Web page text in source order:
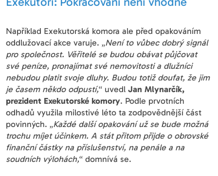
Například Exekutorská komora ale před opakováním
oddlužovací akce varuje. „Není to vůbec dobrý signál
pro společnost. Věřitelé se budou obávat půjčovat
své peníze, pronajímat své nemovitosti a dlužníci
nebudou platit svoje dluhy. Budou totiž doufat, že jim
je časem někdo odpustí,“ uvedl Jan Mlynarčík,
prezident Exekutorské komory. Podle prvotních
odhadů využila milostivé léto ta zodpovědnější část
povinných. „Každé další opakování už se bude možná
trochu míjet účinkem. A stát přitom přijde o obrovské
finanční částky na příslušenství, na penále a na
soudních výlohách,“ domnívá se.